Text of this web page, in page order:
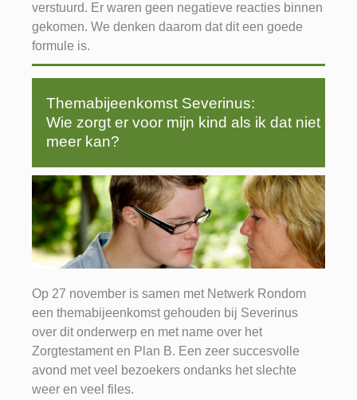
verstuurd. Er waren geen negatieve reacties binnen
gekomen. We denken daarom dat dit een goede
formule is.
Themabijeenkomst Severinus:
Wie zorgt er voor mijn kind als ik dat niet
meer kan?
Op 27 november is samen met Netwerk Rondom
een themabijeenkomst gehouden bij Severinus
over dit onderwerp en met name over het
Zorgtestament en Plan B. Een zeer succesvolle
avond met veel bezoekers ondanks het slechte
weer en veel files.